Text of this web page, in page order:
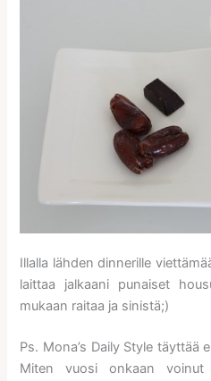
Illalla lähden dinnerille
laittaa jalkaani punaiset
mukaan raitaa ja sinistä;)
Ps. Mona’s Daily Style täyttää
Miten vuosi onkaan voinut